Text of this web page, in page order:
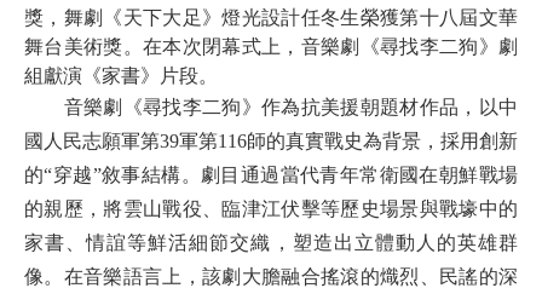
獎，舞劇《天下大足》燈光設計任冬生榮獲第十八屆文華
舞台美術獎。在本次閉幕式上，音樂劇《尋找李二狗》劇
組獻演《家書》片段。
音樂劇《尋找李二狗》作為抗美援朝題材作品，以中
國人民志願軍第39軍第116師的真實戰史為背景，採用創新
的“穿越”敘事結構。劇目通過當代青年常衛國在朝鮮戰場
的親歷，將雲山戰役、臨津江伏擊等歷史場景與戰壕中的
家書、情誼等鮮活細節交織，塑造出立體動人的英雄群
像。在音樂語言上，該劇大膽融合搖滾的熾烈、民謠的深